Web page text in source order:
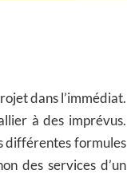
dans l’immédiat.
à des imprévus.
différentes formules
des services d’un